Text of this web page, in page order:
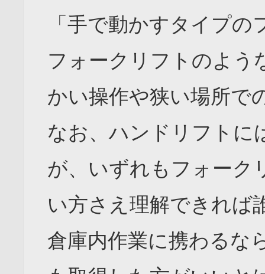
「手で動かすタイプ
フォークリフトのよう
かい操作や狭い場所で
なお、ハンドリフトに
が、いずれもフォーク
い方さえ理解できれば
倉庫内作業に携わるな